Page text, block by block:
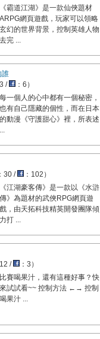
《霸道江湖》是一款仙俠題材
ARPG網頁遊戲，玩家可以領略
玄幻的世界背景，控制英雄人物
去完 ...
誰
3 /
：6）
每一個人的心中都有一個秘密，
也有自己隱藏的個性，而在日本
的動漫《守護甜心》裡，所表述
...
30 /
：102）
《江湖豪客傳》是一款以《水滸
傳》為題材的武俠RPG網頁遊
戲，由天拓科技精英開發團隊傾
力打 ...
/
：3）
比賽喝果汁，還有這種好事？快
來試試看~~ 控制方法 ←→ 控制
喝果汁 ...